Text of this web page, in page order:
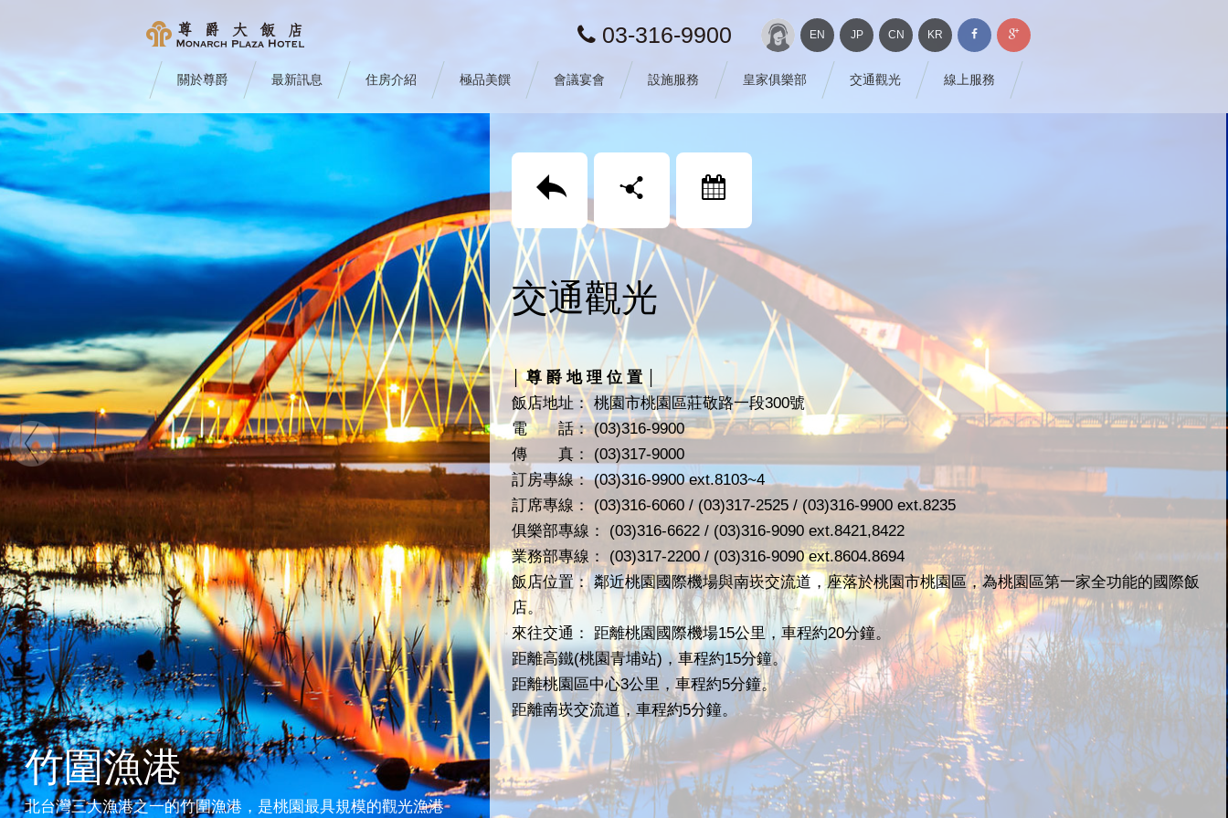
03-316-9900 EN JP CN KR
關於尊爵 最新訊息 住房介紹 極品美饌 會議宴會 設施服務 皇家俱樂部 交通觀光 線上服務
竹圍漁港
北台灣三大漁港之一的竹圍漁港，是桃園最具規模的觀光漁港
回上頁 分享 訂房
交通觀光
│ 尊 爵 地 理 位 置 │
飯店地址： 桃園市桃園區莊敬路一段300號
電 話： (03)316-9900
傳 真： (03)317-9000
訂房專線： (03)316-9900 ext.8103~4
訂席專線： (03)316-6060 / (03)317-2525 / (03)316-9900 ext.8235
俱樂部專線： (03)316-6622 / (03)316-9090 ext.8421,8422
業務部專線： (03)317-2200 / (03)316-9090 ext.8604.8694
飯店位置： 鄰近桃園國際機場與南崁交流道，座落於桃園市桃園區，為桃園區第一家全功能的國際飯
店。
來往交通： 距離桃園國際機場15公里，車程約20分鐘。
距離高鐵(桃園青埔站)，車程約15分鐘。
距離桃園區中心3公里，車程約5分鐘。
距離南崁交流道，車程約5分鐘。